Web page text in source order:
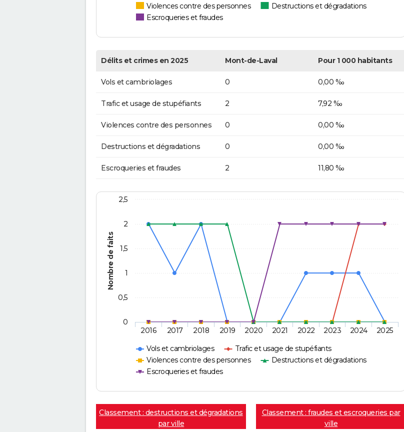
Violences contre des personnes
Destructions et dégradations
Escroqueries et fraudes
Délits et crimes en 2025 Mont-de-Laval Pour 1 000 habitants
Vols et cambriolages 0 0,00 ‰
Trafic et usage de stupéfiants 2 7,92 ‰
Violences contre des personnes 0 0,00 ‰
Destructions et dégradations 0 0,00 ‰
Escroqueries et fraudes 2 11,80 ‰
Nombre de faits
Vols et cambriolages
Trafic et usage de stupéfiants
Violences contre des personnes
Destructions et dégradations
Escroqueries et fraudes
2016 2017 2018 2019 2020 2021 2022 2023 2024 2025
0
0,5
1
1,5
2
2,5
Classement : destructions et dégradations
par ville
Classement : fraudes et escroqueries par
ville